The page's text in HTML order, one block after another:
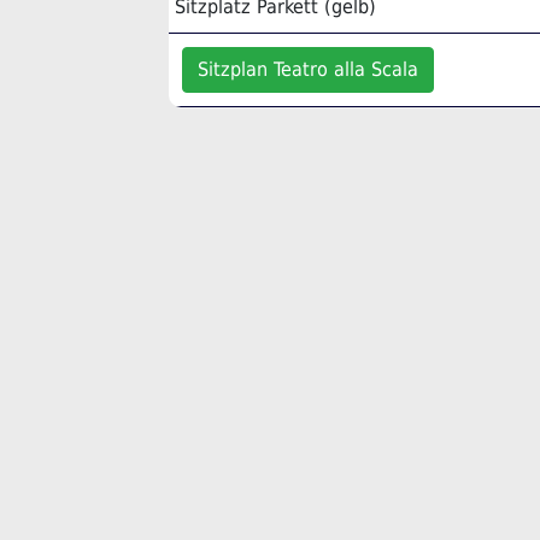
Sitzplatz Parkett (gelb)
Sitzplan Teatro alla Scala